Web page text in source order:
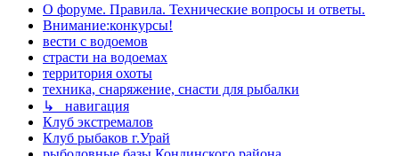
О форуме. Правила. Технические вопросы и ответы.
Внимание:конкурсы!
вести с водоемов
страсти на водоемах
территория охоты
техника, снаряжение, снасти для рыбалки
↳ навигация
Клуб экстремалов
Клуб рыбаков г.Урай